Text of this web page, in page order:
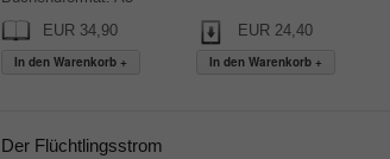
EUR 34,90
EUR 24,40
Der Flüchtlingsstrom